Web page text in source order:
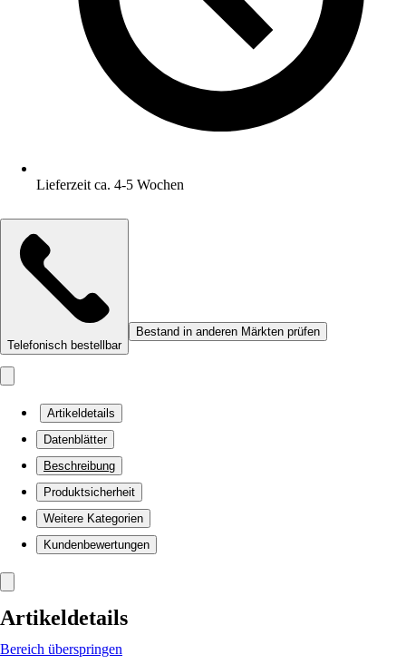
Lieferzeit ca. 4-5 Wochen
Telefonisch bestellbar
Bestand in anderen Märkten prüfen
Artikeldetails
Datenblätter
Beschreibung
Produktsicherheit
Weitere Kategorien
Kundenbewertungen
Artikeldetails
Bereich überspringen